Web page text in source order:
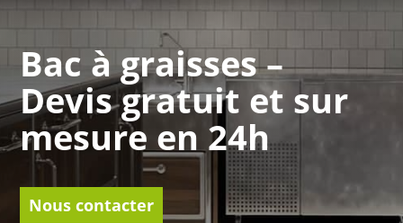
Bac à graisses –
Devis gratuit et sur
mesure en 24h
Nous contacter